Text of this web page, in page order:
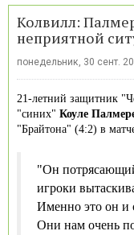
Колвилл:
неприятной
понедельник, 30 сент.
21-летний защитник
"синих" Коуле
"Брайтона" (4:2) в
"Он
игроки
Именно это он и
Они нам очень